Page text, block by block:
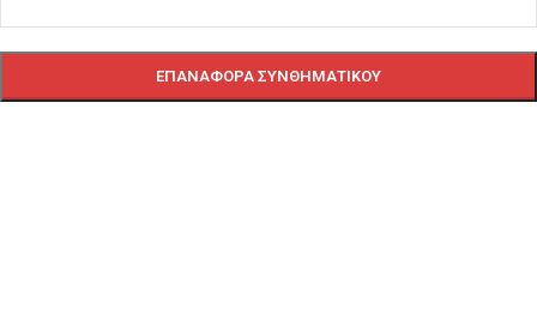
ΕΠΑΝΑΦΟΡΆ ΣΥΝΘΗΜΑΤΙΚΟΎ